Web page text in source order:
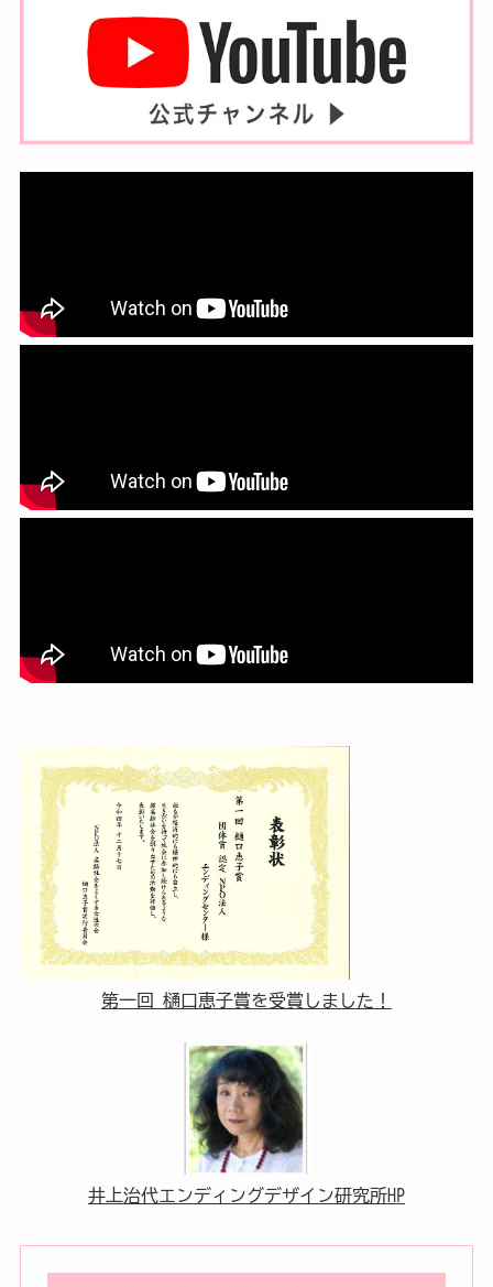
第一回 樋口恵子賞を受賞しました！
井上治代エンディングデザイン研究所HP